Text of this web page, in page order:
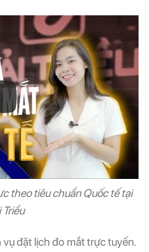
theo tiêu chuẩn Quốc tế tại
vụ đặt lịch đo mắt trực tuyến.